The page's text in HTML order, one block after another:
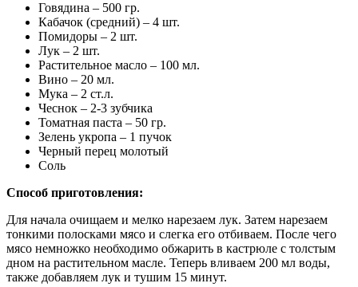
Говядина – 500 гр.
Кабачок (средний) – 4 шт.
Помидоры – 2 шт.
Лук – 2 шт.
Растительное масло – 100 мл.
Вино – 20 мл.
Мука – 2 ст.л.
Чеснок – 2-3 зубчика
Томатная паста – 50 гр.
Зелень укропа – 1 пучок
Черный перец молотый
Соль
Способ приготовления:
Для начала очищаем и мелко нарезаем лук. Затем нарезаем
тонкими полосками мясо и слегка его отбиваем. После чего
мясо немножко необходимо обжарить в кастрюле с толстым
дном на растительном масле. Теперь вливаем 200 мл воды,
также добавляем лук и тушим 15 минут.